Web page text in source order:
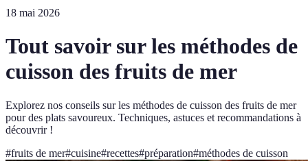
18 mai 2026
Tout savoir sur les méthodes de
cuisson des fruits de mer
Explorez nos conseils sur les méthodes de cuisson des fruits de mer
pour des plats savoureux. Techniques, astuces et recommandations à
découvrir !
#fruits de mer#cuisine#recettes#préparation#méthodes de cuisson